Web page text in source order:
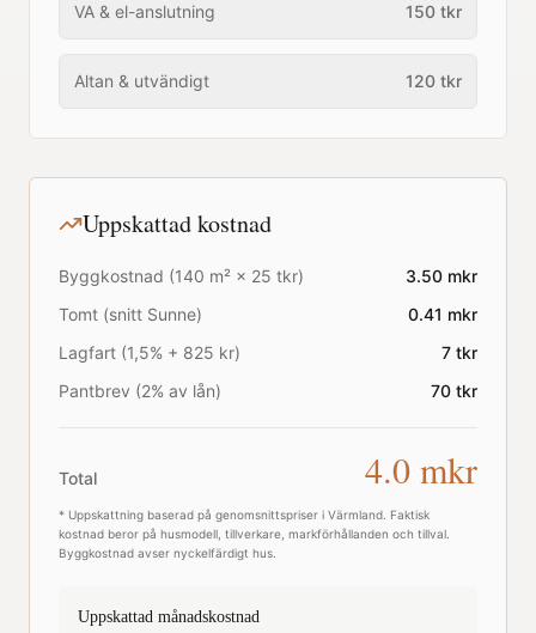
VA & el-anslutning 150 tkr
Altan & utvändigt 120 tkr
Uppskattad kostnad
Byggkostnad (140 m² × 25 tkr) 3.50 mkr
Tomt (snitt Sunne) 0.41 mkr
Lagfart (1,5% + 825 kr)
7 tkr
Pantbrev (2% av lån)
70 tkr
Total 4.0 mkr
* Uppskattning baserad på genomsnittspriser i Värmland . Faktisk
kostnad beror på husmodell, tillverkare, markförhållanden och tillval.
Byggkostnad avser nyckelfärdigt hus.
Uppskattad månadskostnad